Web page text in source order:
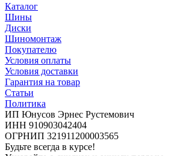
Каталог
Шины
Диски
Шиномонтаж
Покупателю
Условия оплаты
Условия доставки
Гарантия на товар
Статьи
Политика
ИП Юнусов Эрнес Рустемович
ИНН 910903042404
ОГРНИП 321911200003565
Будьте всегда в курсе!